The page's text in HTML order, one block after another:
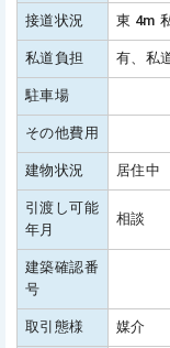
接道状況 東 4m
私道負担 有、私
駐車場
その他費用
建物状況 居住中
引渡し可能
年月
相談
建築確認番
号
取引態様 媒介